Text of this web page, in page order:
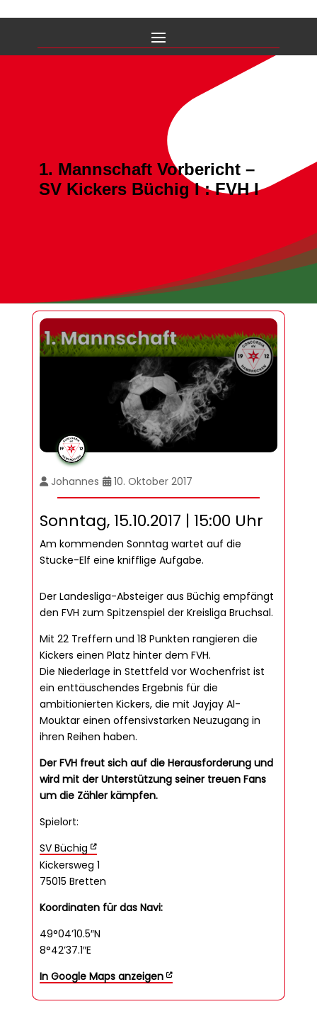
1. Mannschaft Vorbericht –
SV Kickers Büchig I : FVH I
Johannes 10. Oktober 2017
Sonntag, 15.10.2017 | 15:00 Uhr
Am kommenden Sonntag wartet auf die
Stucke-Elf eine knifflige Aufgabe.
Der Landesliga-Absteiger aus Büchig empfängt
den FVH zum Spitzenspiel der Kreisliga Bruchsal.
Mit 22 Treffern und 18 Punkten rangieren die
Kickers einen Platz hinter dem FVH.
Die Niederlage in Stettfeld vor Wochenfrist ist
ein enttäuschendes Ergebnis für die
ambitionierten Kickers, die mit Jayjay Al-
Mouktar einen offensivstarken Neuzugang in
ihren Reihen haben.
Der FVH freut sich auf die Herausforderung und
wird mit der Unterstützung seiner treuen Fans
um die Zähler kämpfen.
Spielort:
SV Büchig
Kickersweg 1
75015 Bretten
Koordinaten für das Navi:
49°04’10.5″N
8°42’37.1″E
In Google Maps anzeigen